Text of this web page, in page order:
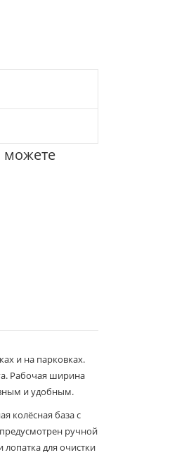
и на парковках.
Рабочая ширина
и удобным.
колёсная база с
ручной
лопатка для очистки